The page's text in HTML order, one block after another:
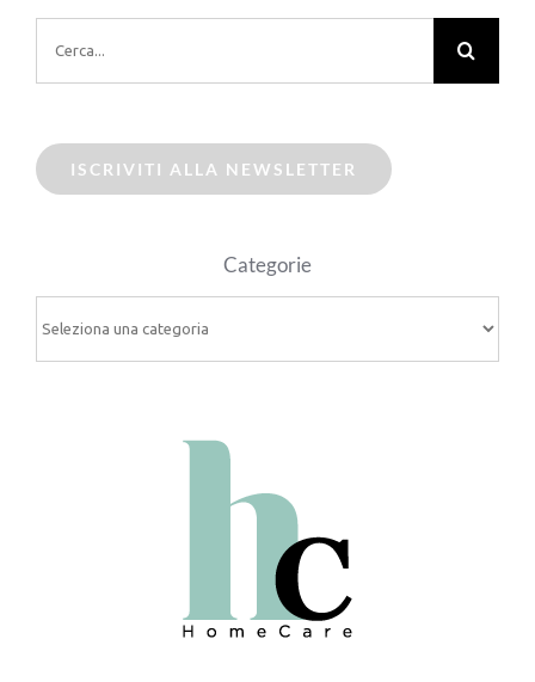
per:
ISCRIVITI ALLA NEWSLETTER
Categorie